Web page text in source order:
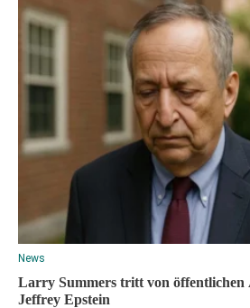
News
Larry Summers tritt von öffentlichen
Jeffrey Epstein